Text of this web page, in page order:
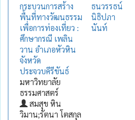
กระบวนการสร้าง
พื้นที่ทางวัฒนธรรม
เพื่อการท่องเที่ยว :
ศึกษากรณี เพลิน
วาน อำเภอหัวหิน
จังหวัด
ประจวบคีรีขันธ์
มหาวิทยาลัย
ธรรมศาสตร์
สมสุข หิน
วิมาน;รัตนา โตสกุล
ธนวรรธน์
นิธิปภา
นันท์